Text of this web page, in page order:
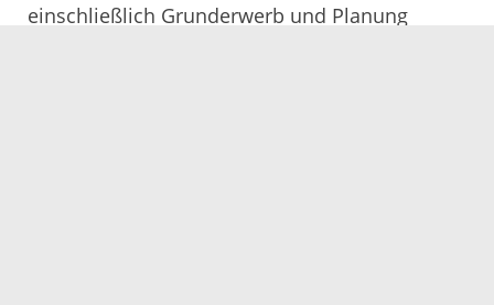
einschließlich Grunderwerb und Planung